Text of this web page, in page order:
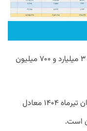
های‌وب از ارائه خدمات پارک فناوری تقریبا ۳ میلیارد و ۷۰۰ میلیون
مجموع درآمد های‌وب از ابتدای سال تا پایان تیرماه ۱۴۰۴ معادل